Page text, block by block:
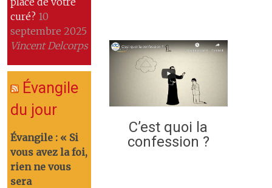
curé? 10
septembre 2025
Vincent Delcorps
Évangile
du jour
Évangile : « Si
vous avez la foi,
rien ne vous
sera
C’est quoi la
confession ?